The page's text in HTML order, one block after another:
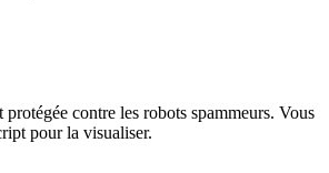
protégée contre les robots spammeurs. Vous
pour la visualiser.